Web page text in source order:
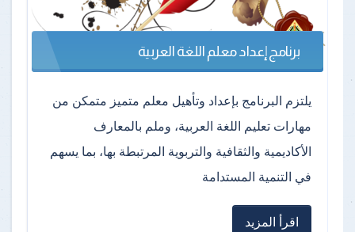
برنامج إعداد معلم اللغة العربية
يلتزم البرنامج بإعداد وتأهيل معلم متميز متمكن من
مهارات تعليم اللغة العربية، وملم بالمعارف
الأكاديمية والثقافية والتربوية المرتبطة بها، بما يسهم
في التنمية المستدامة
اقرأ المزيد